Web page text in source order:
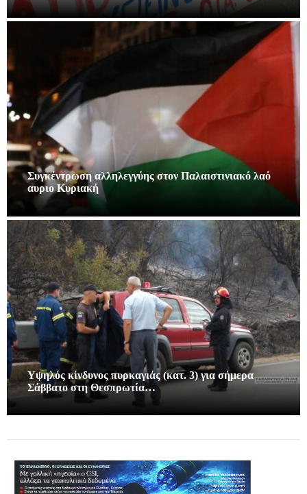
Συγκέντρωση αλληλεγγύης στον Παλαιστινιακό λαό
αυριο Κυριακή
Υψηλός κίνδυνος πυρκαγιάς (κατ. 3) για σήμερα
Σάββατο στη Θεσπρωτία…